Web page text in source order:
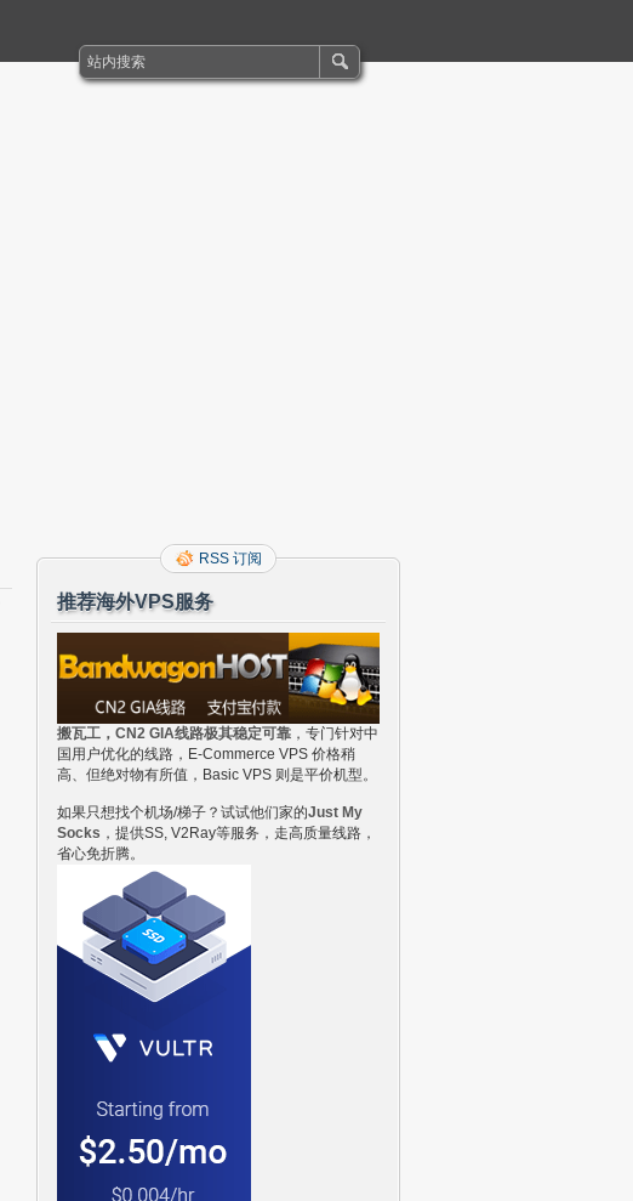
RSS 订阅
推荐海外VPS服务
搬瓦工，CN2 GIA线路极其稳定可靠 ，专门针对中
国用户优化的线路，E-Commerce VPS 价格稍
高、但绝对物有所值，Basic VPS 则是平价机型。
如果只想找个机场/梯子？试试他们家的Just My
Socks ，提供SS, V2Ray等服务，走高质量线路，
省心免折腾。